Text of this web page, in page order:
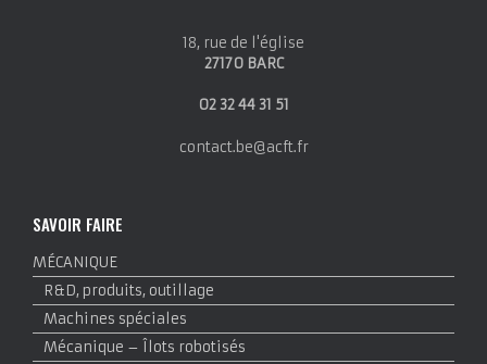
18, rue de l'église
27170 BARC
02 32 44 31 51
contact.be@acft.fr
SAVOIR FAIRE
MÉCANIQUE
R&D, produits, outillage
Machines spéciales
Mécanique – Îlots robotisés